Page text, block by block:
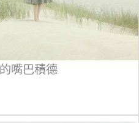
嘴巴積德